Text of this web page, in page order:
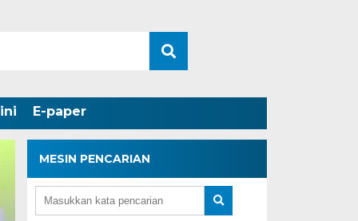
E-paper
MESIN PENCARIAN